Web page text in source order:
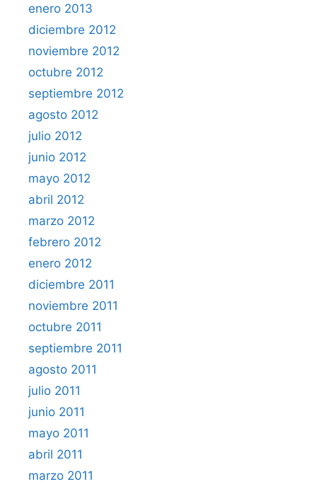
enero 2013
diciembre 2012
noviembre 2012
octubre 2012
septiembre 2012
agosto 2012
julio 2012
junio 2012
mayo 2012
abril 2012
marzo 2012
febrero 2012
enero 2012
diciembre 2011
noviembre 2011
octubre 2011
septiembre 2011
agosto 2011
julio 2011
junio 2011
mayo 2011
abril 2011
marzo 2011